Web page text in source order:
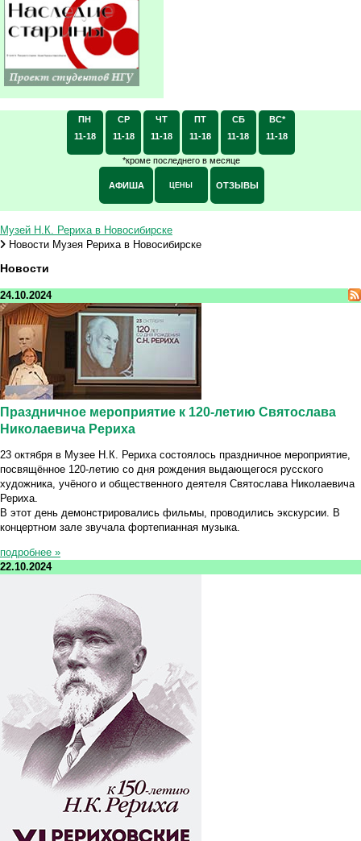
ПН
11-18
СР
11-18
ЧТ
11-18
ПТ
11-18
СБ
11-18
ВС*
11-18
*кроме последнего в месяце
АФИША ЦЕНЫ ОТЗЫВЫ
Музей Н.К. Рериха в Новосибирске
Новости Музея Рериха в Новосибирске
Новости
24.10.2024
Праздничное мероприятие к 120-летию Святослава
Николаевича Рериха
23 октября в Музее Н.К. Рериха состоялось праздничное мероприятие,
посвящённое 120-летию со дня рождения выдающегося русского
художника, учёного и общественного деятеля Святослава Николаевича
Рериха.
В этот день демонстрировались фильмы, проводились экскурсии. В
концертном зале звучала фортепианная музыка.
подробнее »
22.10.2024